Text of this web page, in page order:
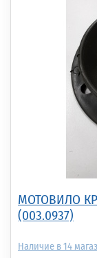
МОТОВИЛО
(003.0937)
14